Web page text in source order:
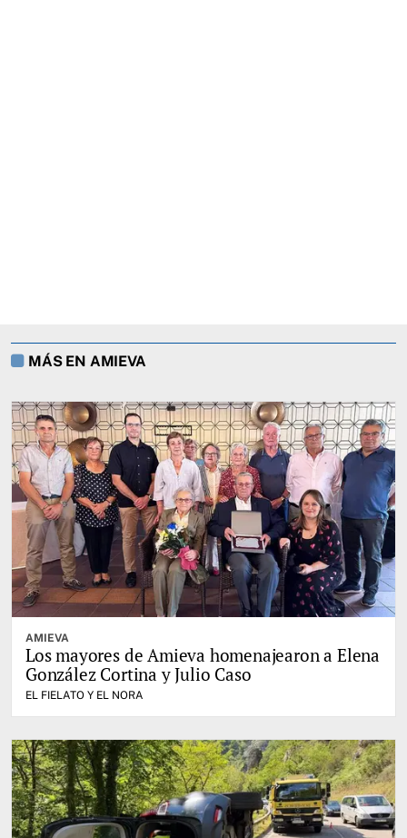
MÁS EN AMIEVA
AMIEVA
Los mayores de Amieva homenajearon a Elena
González Cortina y Julio Caso
EL FIELATO Y EL NORA